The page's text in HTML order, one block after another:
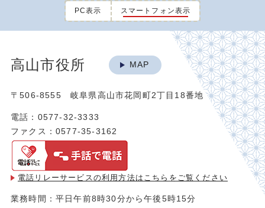
PC表示 スマートフォン表示
高山市役所 MAP
〒506-8555 岐阜県高山市花岡町2丁目18番地
電話：0577-32-3333
ファクス：0577-35-3162
電話リレーサービスの利用方法は こちらをご覧ください
業務時間：平日午前8時30分から午後5時15分